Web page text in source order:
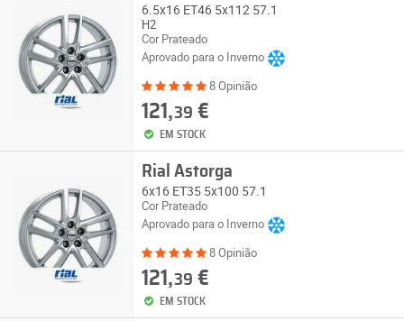
6.5x16 ET46 5x112 57.1
H2
Cor Prateado
Aprovado para o Inverno
8 Opinião
121,39 €
EM STOCK
Rial Astorga
6x16 ET35 5x100 57.1
Cor Prateado
Aprovado para o Inverno
8 Opinião
121,39 €
EM STOCK